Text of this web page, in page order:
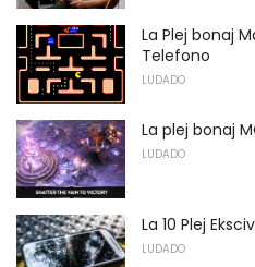
La Plej bonaj
Telefono
LUDADO
La plej bonaj
LUDADO
La 10 Plej
LUDADO